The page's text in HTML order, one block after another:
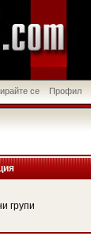
се Профил
групи